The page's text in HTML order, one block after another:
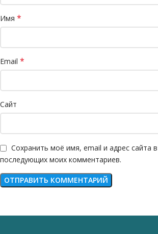
Имя *
Email *
Сайт
Сохранить моё имя, email и адрес сайта
последующих моих комментариев.